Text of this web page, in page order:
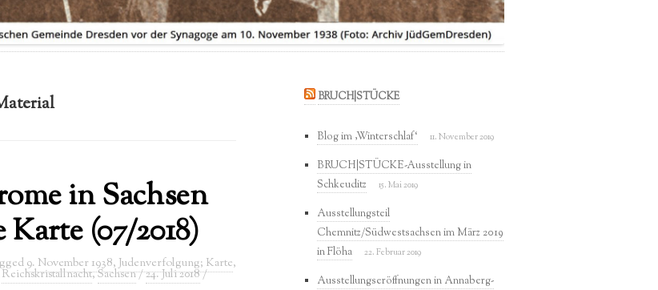
in Sachsen
(07/2018)
9. November 1938,Judenverfolgung; Karte,
Reichskristallnacht,Sachsen/24. Juli 2018/
BRUCH|STÜCKE
Blog im ‚Winterschlaf‘ 11. November 2019
BRUCH|STÜCKE-Ausstellung in
Schkeuditz
15. Mai 2019
Ausstellungsteil
Chemnitz/Südwestsachsen im März 2019
in Flöha
22. Februar 2019
Ausstellungseröffnungen in Annaberg-